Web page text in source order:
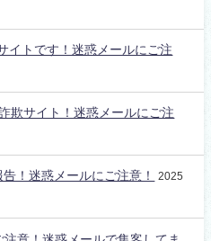
イトです！迷惑メールにご注
欺サイト！迷惑メールにご注
！迷惑メールにご注意！
2025